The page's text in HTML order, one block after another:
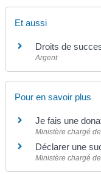
Et aussi
Droits de
Argent
Pour en savoir plus
Je fais une
Ministère chargé
Déclarer une
Ministère chargé